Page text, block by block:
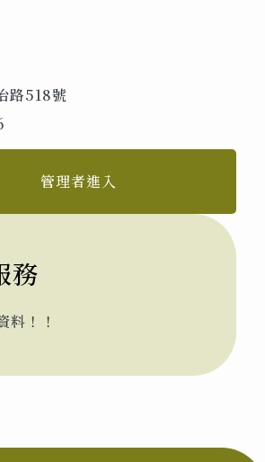
路518號
管理者進入
務
料！！